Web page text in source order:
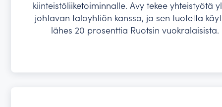
kiinteistöliiketoiminnalle. Avy tekee yhteistyötä
johtavan taloyhtiön kanssa, ja sen tuotetta
lähes 20 prosenttia Ruotsin vuokralaisista.